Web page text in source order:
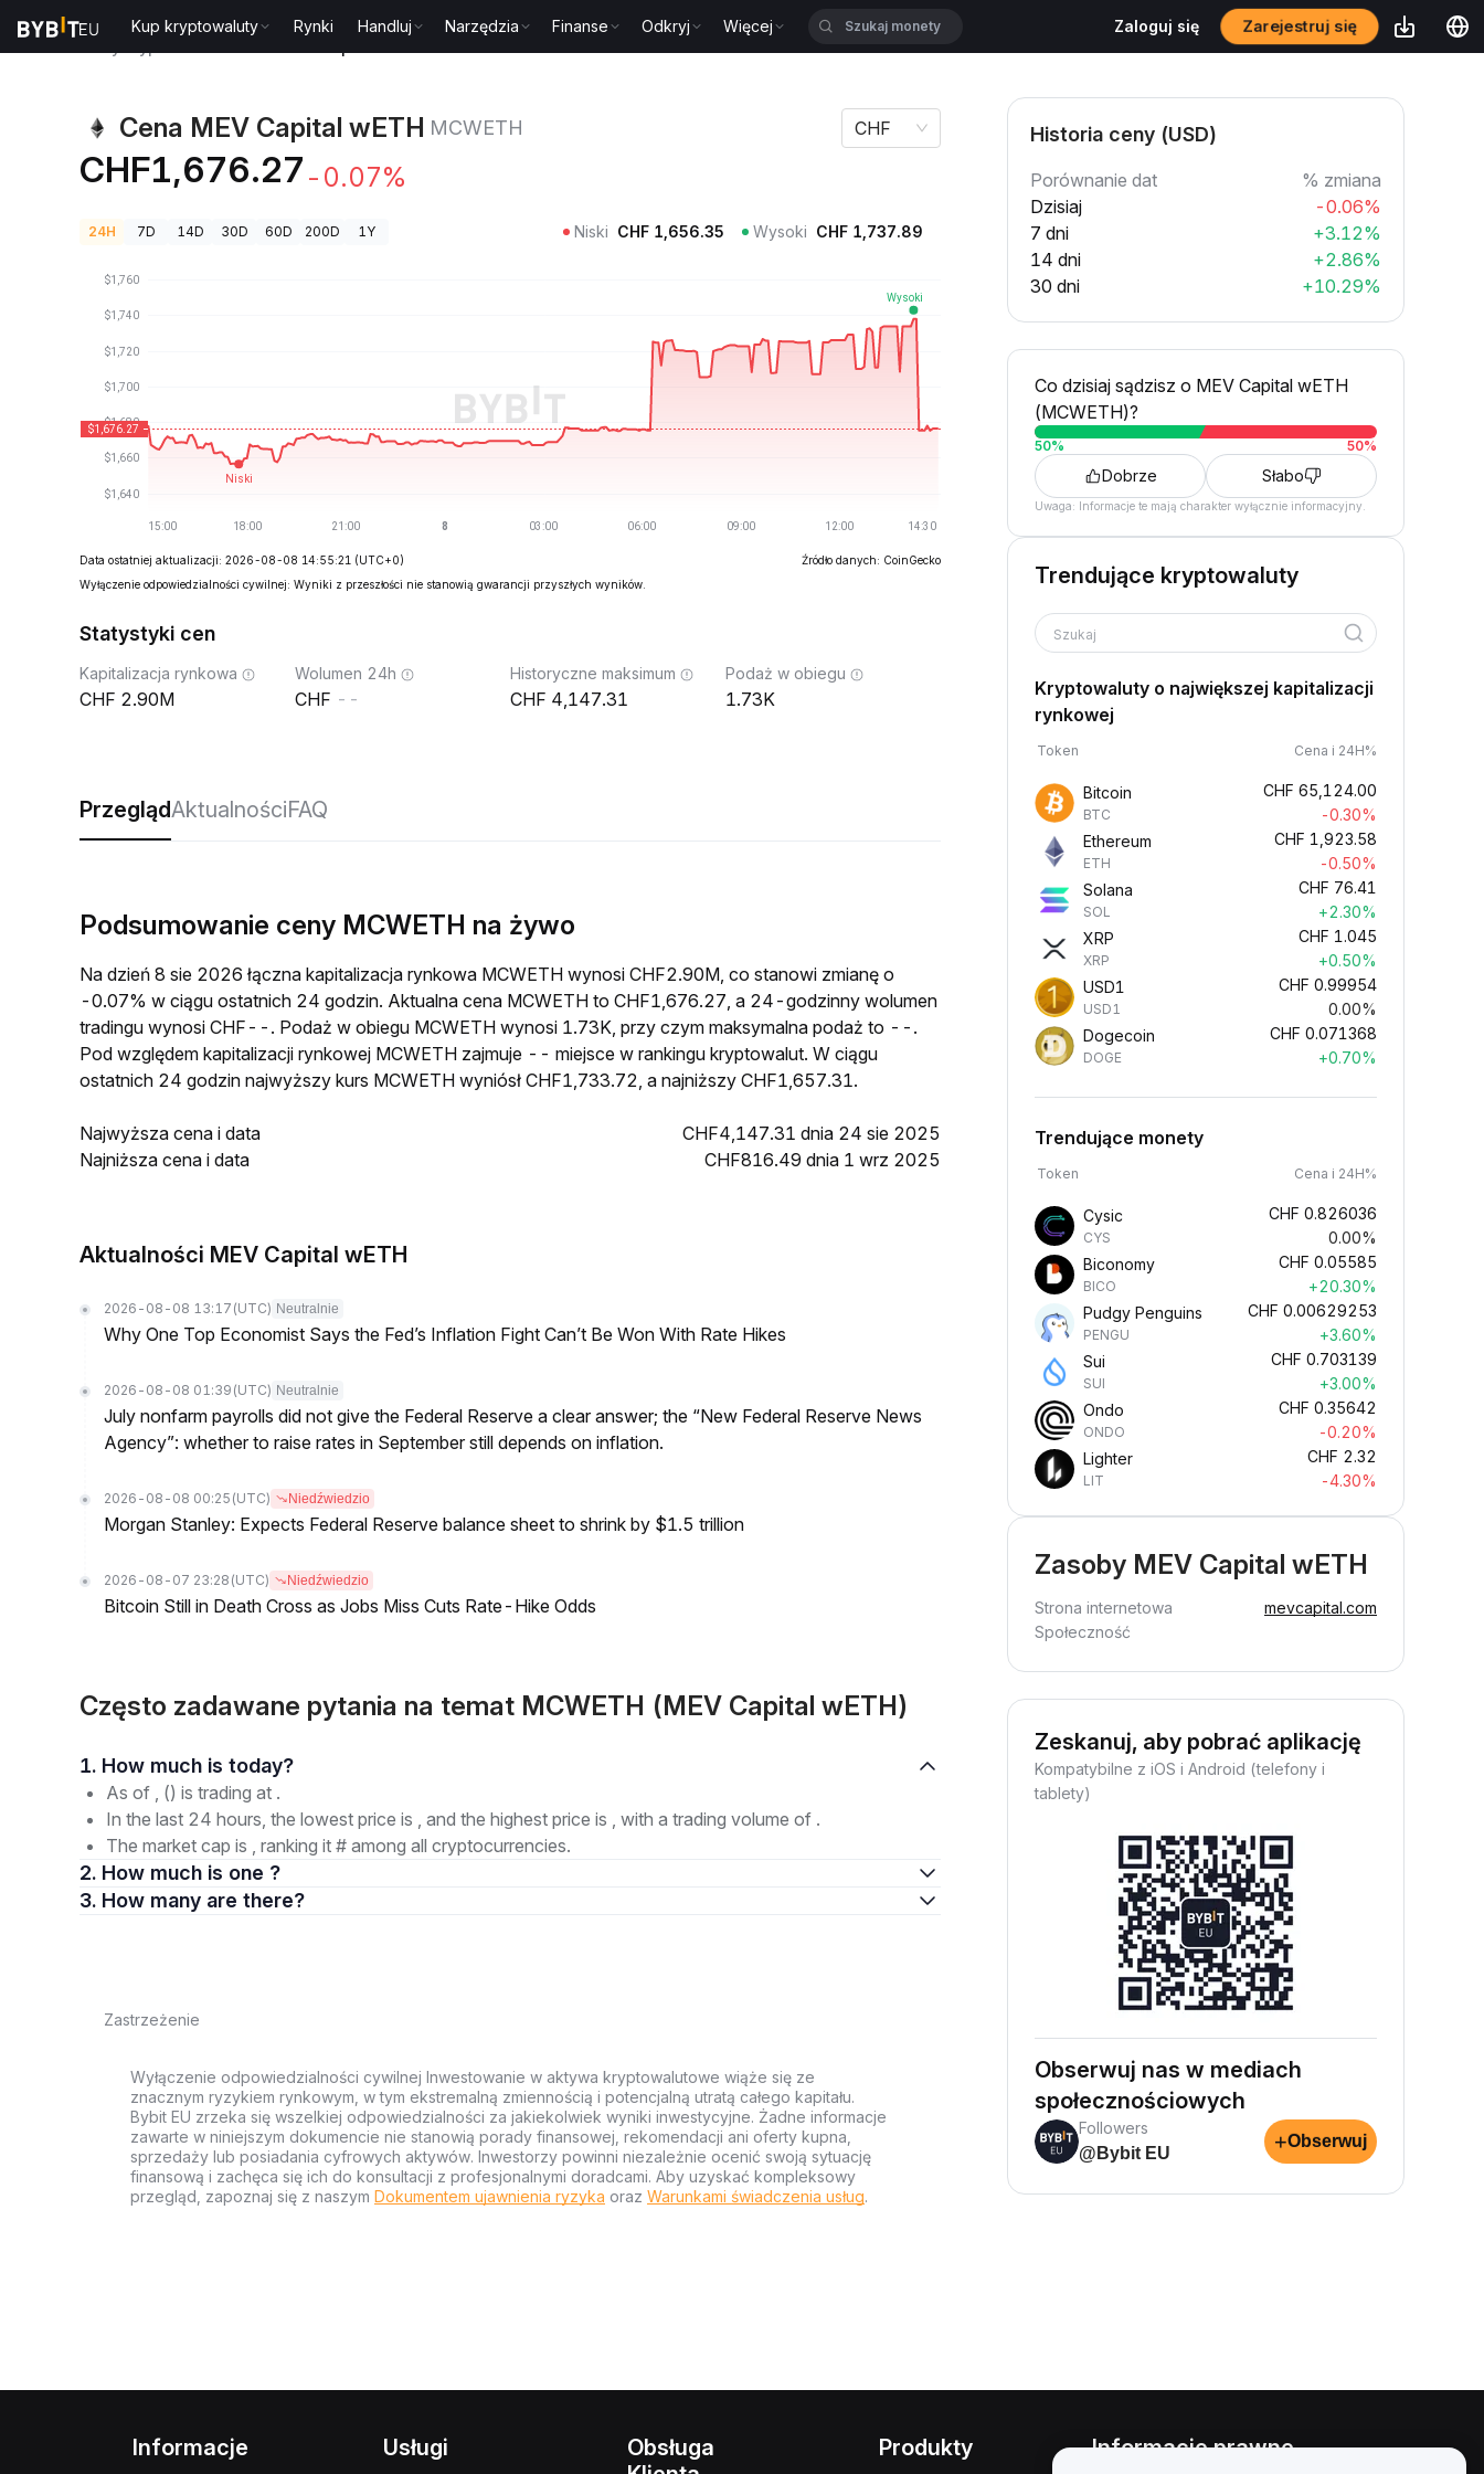
Kup kryptowaluty Rynki Handluj Narzędzia Finanse Odkryj Więcej Zaloguj się Zarejestruj się
Cena MEV Capital wETH MCWETH
CHF1,676.27 -0.07%
CHF
24H 7D 14D 30D 60D 200D 1Y Niski CHF 1,656.35 Wysoki CHF 1,737.89
Data ostatniej aktualizacji: 2026-08-08 14:55:21 (UTC+0)
Źródło danych: CoinGecko
Wyłączenie odpowiedzialności cywilnej: Wyniki z przeszłości nie stanowią gwarancji przyszłych wyników.
Statystyki cen
Kapitalizacja rynkowa
2.90M
Wolumen 24h
--
Historyczne maksimum
4,147.31
Podaż w obiegu
1.73K
PrzeglądAktualnościFAQ
Podsumowanie ceny MCWETH na żywo
Na dzień 8 sie 2026 łączna kapitalizacja rynkowa MCWETH wynosi CHF2.90M, co stanowi zmianę o
-0.07% w ciągu ostatnich 24 godzin. Aktualna cena MCWETH to CHF1,676.27, a 24-godzinny wolumen
tradingu wynosi CHF--. Podaż w obiegu MCWETH wynosi 1.73K, przy czym maksymalna podaż to --.
Pod względem kapitalizacji rynkowej MCWETH zajmuje -- miejsce w rankingu kryptowalut. W ciągu
ostatnich 24 godzin najwyższy kurs MCWETH wyniósł CHF1,733.72, a najniższy CHF1,657.31.
Najwyższa cena i data
CHF4,147.31 dnia 24 sie 2025
Najniższa cena i data
CHF816.49 dnia 1 wrz 2025
Aktualności MEV Capital wETH
2026-08-08 13:17 (UTC) Neutralnie
Why One Top Economist Says the Fed’s Inflation Fight Can’t Be Won With Rate Hikes
2026-08-08 01:39 (UTC) Neutralnie
July nonfarm payrolls did not give the Federal Reserve a clear answer; the “New Federal Reserve News
Agency”: whether to raise rates in September still depends on inflation.
2026-08-08 00:25 (UTC) Niedźwiedzio
Morgan Stanley: Expects Federal Reserve balance sheet to shrink by $1.5 trillion
2026-08-07 23:28 (UTC) Niedźwiedzio
Bitcoin Still in Death Cross as Jobs Miss Cuts Rate-Hike Odds
Często zadawane pytania na temat MCWETH (MEV Capital wETH)
1. How much is today?
As of , () is trading at .
In the last 24 hours, the lowest price is , and the highest price is , with a trading volume of .
The market cap is , ranking it # among all cryptocurrencies.
2. How much is one ?
3. How many are there?
Zastrzeżenie
Wyłączenie odpowiedzialności cywilnej Inwestowanie w aktywa kryptowalutowe wiąże się ze
znacznym ryzykiem rynkowym, w tym ekstremalną zmiennością i potencjalną utratą całego kapitału.
Bybit EU zrzeka się wszelkiej odpowiedzialności za jakiekolwiek wyniki inwestycyjne. Żadne informacje
zawarte w niniejszym dokumencie nie stanowią porady finansowej, rekomendacji ani oferty kupna,
sprzedaży lub posiadania cyfrowych aktywów. Inwestorzy powinni niezależnie ocenić swoją sytuację
finansową i zachęca się ich do konsultacji z profesjonalnymi doradcami. Aby uzyskać kompleksowy
przegląd, zapoznaj się z naszym Dokumentem ujawnienia ryzyka oraz Warunkami świadczenia usług.
Historia ceny (USD)
Porównanie dat
% zmiana
Dzisiaj
-0.06%
7 dni
+3.12%
14 dni
+2.86%
30 dni
+10.29%
Co dzisiaj sądzisz o MEV Capital wETH
(MCWETH)?
50% 50%
Dobrze Słabo
Uwaga: Informacje te mają charakter wyłącznie informacyjny.
Trendujące kryptowaluty
Szukaj
Kryptowaluty o największej kapitalizacji
rynkowej
Token Cena i 24H%
Bitcoin
BTC
CHF 65,124.00
-0.30%
Ethereum
ETH
CHF 1,923.58
-0.50%
Solana
SOL
CHF 76.41
+2.30%
XRP
XRP
CHF 1.045
+0.50%
USD1
USD1
CHF 0.99954
0.00%
Dogecoin
DOGE
CHF 0.071368
+0.70%
Trendujące monety
Token Cena i 24H%
Cysic
CYS
CHF 0.826036
0.00%
Biconomy
BICO
CHF 0.05585
+20.30%
Pudgy Penguins
PENGU
CHF 0.00629253
+3.60%
Sui
SUI
CHF 0.703139
+3.00%
Ondo
ONDO
CHF 0.35642
-0.20%
Lighter
LIT
CHF 2.32
-4.30%
Zasoby MEV Capital wETH
Strona internetowa
mevcapital.com
Społeczność
Zeskanuj, aby pobrać aplikację
Kompatybilne z iOS i Android (telefony i
tablety)
Obserwuj nas w mediach
społecznościowych
Followers
@Bybit EU
+Obserwuj
Informacje Usługi
Obsługa
Produkty Informacje prawne